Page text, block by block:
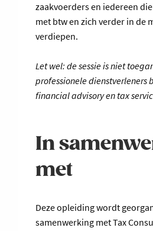
zaakvoerders en iedereen
met btw en zich verder in de
verdiepen.
Let wel: de sessie is niet
professionele dienstverleners
financial advisory en tax
In
met
Deze opleiding wordt
samenwerking met Tax